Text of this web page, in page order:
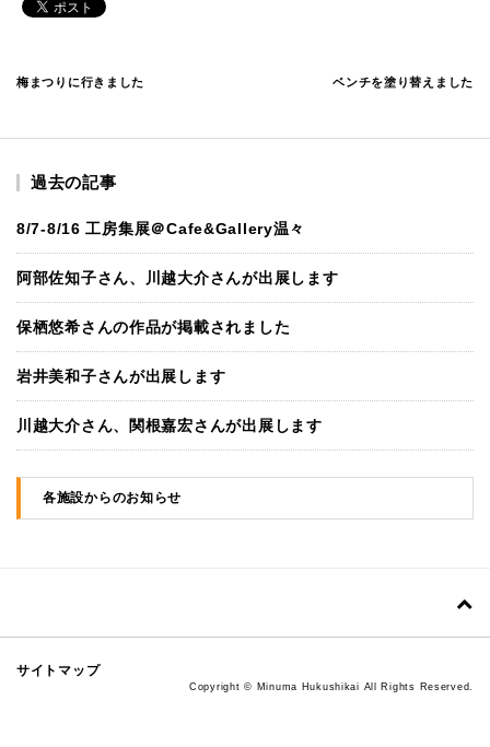
梅まつりに行きました ベンチを塗り替えました
過去の記事
8/7-8/16 工房集展＠Cafe&Gallery温々
阿部佐知子さん、川越大介さんが出展します
保栖悠希さんの作品が掲載されました
岩井美和子さんが出展します
川越大介さん、関根嘉宏さんが出展します
各施設からのお知らせ
サイトマップ
Copyright © Minuma Hukushikai All Rights Reserved.